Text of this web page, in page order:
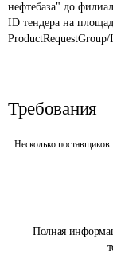
Полная
нефтебаза" до
ID тендера на
Требования
Несколько поставщиков